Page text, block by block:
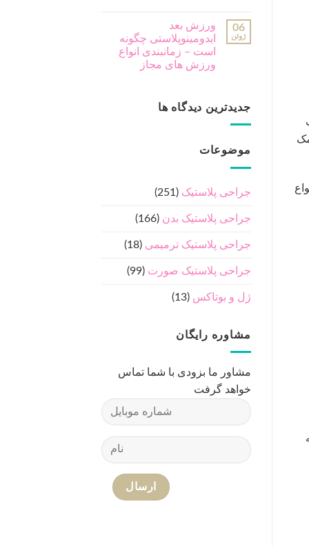
06
ژوئن
ورزش بعد
ابدومینوپلاستی چگونه
است – زمانبندی انواع
ورزش های مجاز
جدیدترین دیدگاه ها
موضوعات
جراحی پلاستیک (251)
جراحی پلاستیک بدن (166)
جراحی پلاستیک ترمیمی (18)
جراحی پلاستیک صورت (99)
ژل و بوتاکس (13)
مشاوره رایگان
مشاور ما بزودی با شما تماس
خواهد گرفت